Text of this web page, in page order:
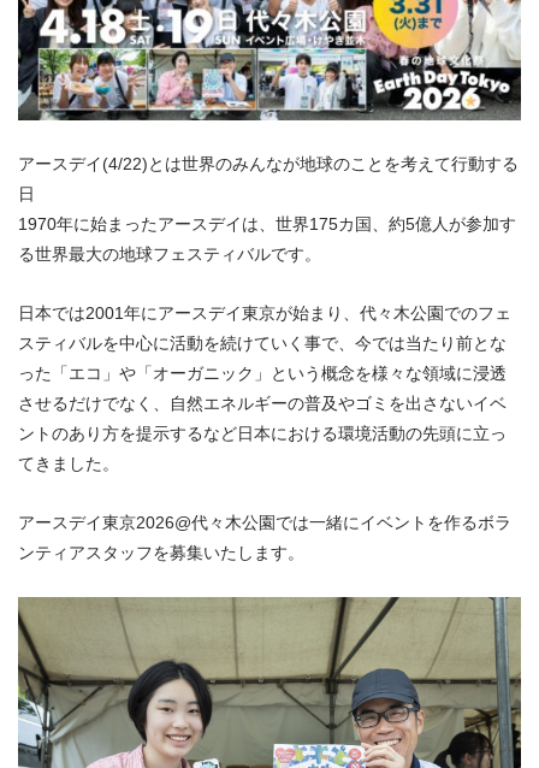
アースデイ(4/22)とは世界のみんなが地球のことを考えて行動する
日
1970年に始まったアースデイは、世界175カ国、約5億人が参加す
る世界最大の地球フェスティバルです。
日本では2001年にアースデイ東京が始まり、代々木公園でのフェ
スティバルを中心に活動を続けていく事で、今では当たり前とな
った「エコ」や「オーガニック」という概念を様々な領域に浸透
させるだけでなく、自然エネルギーの普及やゴミを出さないイベ
ントのあり方を提示するなど日本における環境活動の先頭に立っ
てきました。
アースデイ東京2026@代々木公園では一緒にイベントを作るボラ
ンティアスタッフを募集いたします。